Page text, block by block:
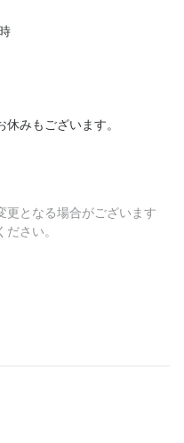
みもございます。
更となる場合がございます
さい。
吉コアビル 2Ｆ
吉コアビル 2Ｆ
吉コアビル 2Ｆ